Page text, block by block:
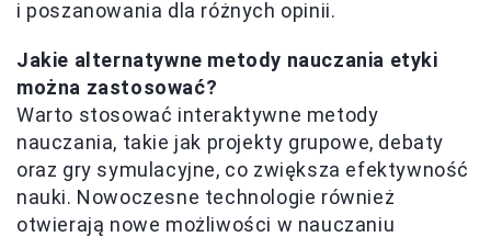
i poszanowania dla różnych opinii.
Jakie alternatywne metody nauczania etyki
można zastosować?
Warto stosować interaktywne metody
nauczania, takie jak projekty grupowe, debaty
oraz gry symulacyjne, co zwiększa efektywność
nauki. Nowoczesne technologie również
otwierają nowe możliwości w nauczaniu